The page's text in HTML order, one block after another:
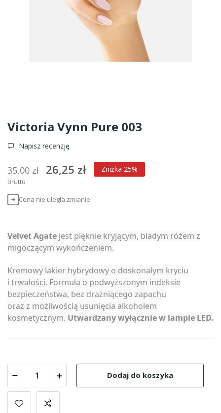
Victoria Vynn Pure 003
Napisz recenzję
35,00 zł 26,25 zł Zniżka 25%
Brutto
Cena nie uległa zmianie
Velvet Agate jest pięknie kryjącym, bladym różem z
migoczącym wykończeniem.
Kremowy lakier hybrydowy o doskonałym kryciu
i trwałości. Formuła o podwyższonym indeksie
bezpieczeństwa, bez drażniącego zapachu
oraz z możliwością usunięcia alkoholem
kosmetycznym. Utwardzany wyłącznie w lampie LED.
Dodaj do koszyka